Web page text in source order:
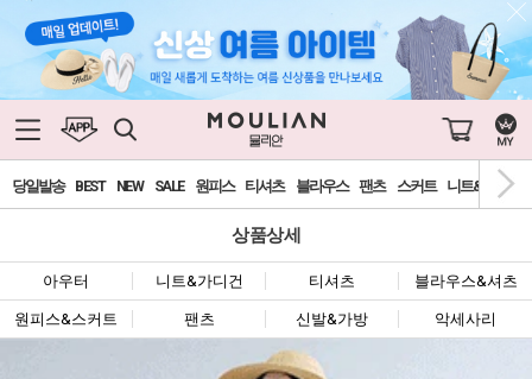
당일발송 BEST NEW SALE 원피스 티셔츠 블라우스 팬츠 스커트 니트&가디건
상품상세
아우터 니트&가디건 티셔츠 블라우스&셔츠
원피스&스커트 팬츠 신발&가방 악세사리